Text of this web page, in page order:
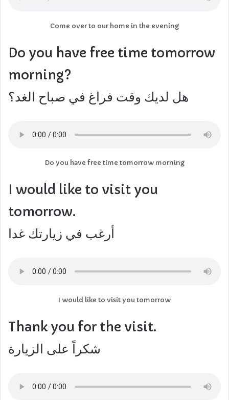
Come over to our home in the evening
Do you have free time tomorrow
morning?
هل لديك وقت فراغ في صباح الغد؟
Do you have free time tomorrow morning
I would like to visit you
tomorrow.
أرغب في زيارتك غدا
I would like to visit you tomorrow
Thank you for the visit.
شكراً على الزيارة